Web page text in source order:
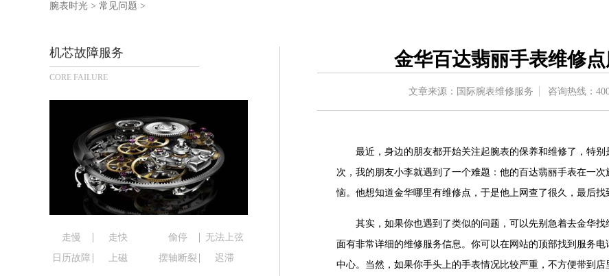
绍兴市越城区胜利东路379号世茂天际中心写字楼8层805室（需提前预约）
南昌市红谷滩新区红谷中大道998号绿地双子塔（中央广场）A1座办公楼14层07室（需提前预约）
济南市历下区经十路11111号华润中心写字楼（万象城）15层1508室（需提前预约）
广州市天河区天河路230号万菱汇国际中心写字楼A塔7层704室（需提前预约）
广州市越秀区环市东路371-375号世界贸易中心大厦南塔写字楼15层07室（需提前预约）
深圳市罗湖区深南东路5001号华润大厦写字楼17层1701室（需提前预约）
惠州市惠城区江北文昌一路7号华贸大厦写字楼1座30层05室（需提前预约）
厦门市思明区湖滨东路95号华润大厦写字楼B座11层1104室（需提前预约）
福州市鼓楼区五四路128-1号恒力城写字楼15层03室（需提前预约）
成都市锦江区人民东路6号SAC东原中心写字楼24层2406B室（需提前预约）
重庆市江北区观音桥步行街2号融恒时代广场写字楼9层902室（需提前预约）
腕表时光 > 常见问题 >
机芯故障服务
CORE FAILURE
走慢 走快 偷停
无法上弦
日历故障
上磁 摆轴断裂 迟滞
金华百达翡丽手表维修
文章来源：国际腕表维修服务 咨询热线：
最近，身边的朋友都开始关注起腕表的保养和维修了，特
次，我的朋友小李就遇到了一个难题：他的百达翡丽手表在一
恼。他想知道金华哪里有维修点，于是他上网查了很久，最后找
其实，如果你也遇到了类似的问题，可以先别急着去金华
面有非常详细的维修服务信息。你可以在网站的顶部找到服务
中心。当然，如果你手头上的手表情况比较严重，不方便带到